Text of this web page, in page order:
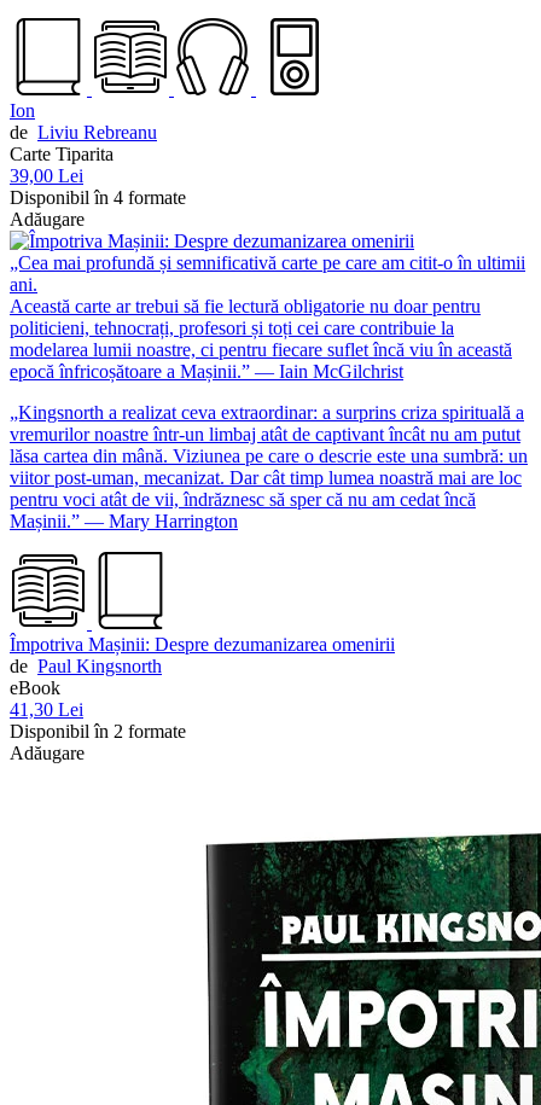
Ion
de Liviu Rebreanu
Carte Tiparita
39,00 Lei
Disponibil în 4 formate
Adăugare
„Cea mai profundă și semnificativă carte pe care am citit-o în ultimii
ani.
Această carte ar trebui să fie lectură obligatorie nu doar pentru
politicieni, tehnocrați, profesori și toți cei care contribuie la
modelarea lumii noastre, ci pentru fiecare suflet încă viu în această
epocă înfricoșătoare a Mașinii.” — Iain McGilchrist
„Kingsnorth a realizat ceva extraordinar: a surprins criza spirituală a
vremurilor noastre într-un limbaj atât de captivant încât nu am putut
lăsa cartea din mână. Viziunea pe care o descrie este una sumbră: un
viitor post-uman, mecanizat. Dar cât timp lumea noastră mai are loc
pentru voci atât de vii, îndrăznesc să sper că nu am cedat încă
Mașinii.” — Mary Harrington
Împotriva Mașinii: Despre dezumanizarea omenirii
de Paul Kingsnorth
eBook
41,30 Lei
Disponibil în 2 formate
Adăugare